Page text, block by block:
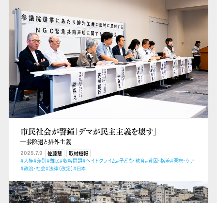
市民社会が警鐘「デマが民主主義を壊す」
―参院選と排外主義
2025.7.9 佐藤慧
取材短報
#人権#差別#難民#収容問題#ヘイトクライム#子ども・教育#貧困・格差#医療・ケア
#政治・社会#法律（改定）#日本